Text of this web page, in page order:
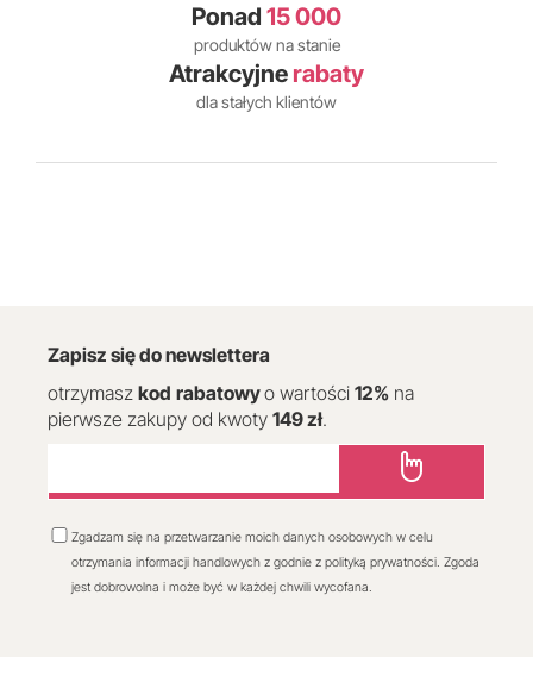
Ponad 15 000
produktów na stanie
Atrakcyjne rabaty
dla stałych klientów
Zapisz się do newslettera
otrzymasz kod rabatowyo wartości 12% na
pierwsze zakupy od kwoty 149 zł.
Zgadzam się na przetwarzanie moich danych osobowych w celu
otrzymania informacji handlowych z godnie z polityką prywatności. Zgoda
jest dobrowolna i może być w każdej chwili wycofana.